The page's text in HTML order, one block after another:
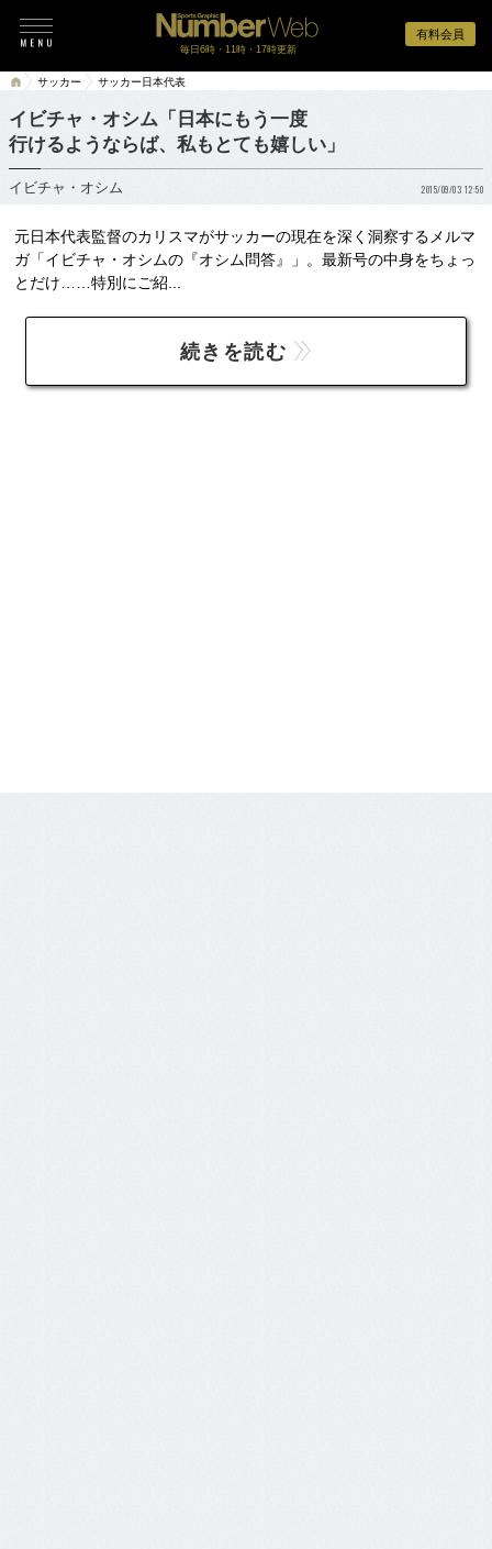
有料会員
毎日6時・11時・17時更新
サッカー サッカー日本代表
イビチャ・オシム「日本にもう一度
行けるようならば、私もとても嬉しい」
イビチャ・オシム 2015/09/03 12:50
元日本代表監督のカリスマがサッカーの現在を深く洞察するメルマ
ガ「イビチャ・オシムの『オシム問答』」。最新号の中身をちょっ
とだけ……特別にご紹...
続きを読む